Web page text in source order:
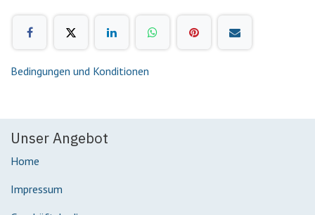
Bedingungen und Konditionen
Unser Angebot
Home
Impressum